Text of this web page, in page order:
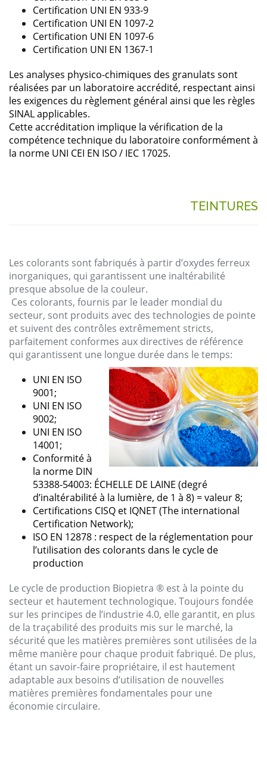
Certification UNI EN 933-9
Certification UNI EN 1097-2
Certification UNI EN 1097-6
Certification UNI EN 1367-1
Les analyses physico-chimiques des granulats sont
réalisées par un laboratoireaccrédité, respectantainsi
les exigences du règlement général ainsi que les règles
SINALapplicables.
Cetteaccréditation implique la vérification de la
compétencetechnique du laboratoire conformémentà
la norme UNI CEI EN ISO / IEC 17025.
TEINTURES
Les colorants sontfabriqués à partir d’oxydes ferreux
inorganiques, qui garantissent une inaltérabilité
presque absolue de la couleur.
Ces colorants, fournis par le leader mondial du
secteur, sont produits avec des technologies de pointe
et suivent des contrôles extrêmement stricts,
parfaitement conformes aux directives de référence
qui garantissent une longue durée dans le temps:
UNI EN ISO
9001;
UNI EN ISO
9002;
UNI EN ISO
14001;
Conformitéà
la norme DIN
53388-54003: ÉCHELLE DE LAINE (degré
d’inaltérabilitéà la lumière, de 1 à 8) =valeur8;
Certifications CISQ et IQNET (The international
Certification Network);
ISO EN 12878 : respect de la réglementation pour
l’utilisation des colorants dans le cycle de
production
Le cycle de production Biopietra ® est à la pointe du
secteur et hautementtechnologique. Toujours fondée
sur les principes de l’industrie 4.0, elle garantit, en plus
de la traçabilité des produits mis sur le marché, la
sécurité que les matières premières sont utilisées de la
même manière pour chaque produitfabriqué. De plus,
étant un savoir-faire propriétaire, il est hautement
adaptable aux besoins d’utilisation de nouvelles
matières premières fondamentales pour une
économie circulaire.